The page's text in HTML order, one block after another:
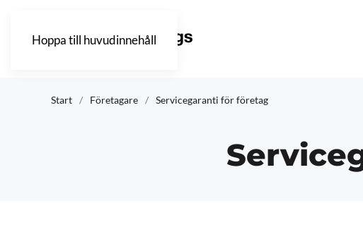
Hoppa till huvudinnehåll
Start Företagare Servicegaranti för företag